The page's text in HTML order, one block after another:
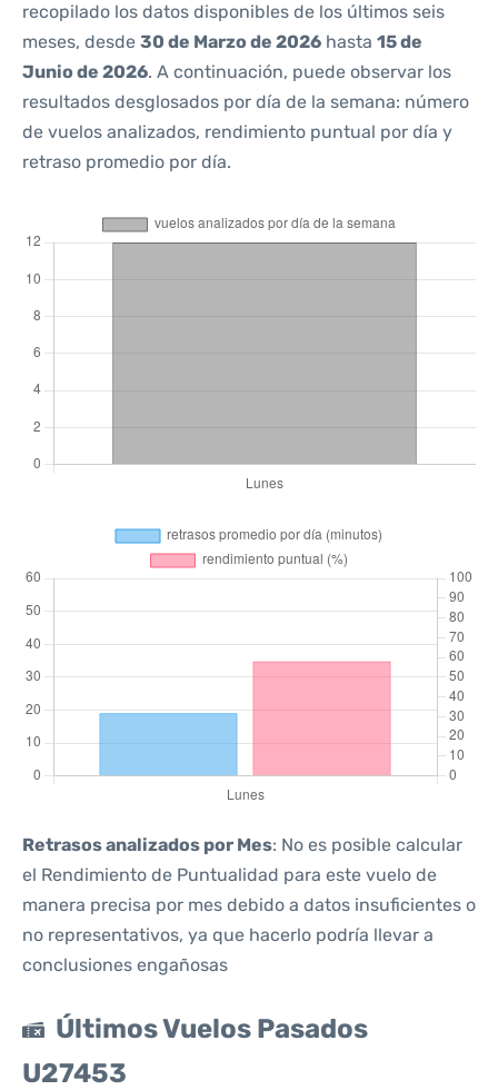
recopilado los datos disponibles de los últimos seis
meses, desde 30 de Marzo de 2026 hasta 15 de
Junio de 2026. A continuación, puede observar los
resultados desglosados por día de la semana: número
de vuelos analizados, rendimiento puntual por día y
retraso promedio por día.
Retrasos analizados por Mes: No es posible calcular
el Rendimiento de Puntualidad para este vuelo de
manera precisa por mes debido a datos insuficientes o
no representativos, ya que hacerlo podría llevar a
conclusiones engañosas
Últimos Vuelos Pasados
U27453